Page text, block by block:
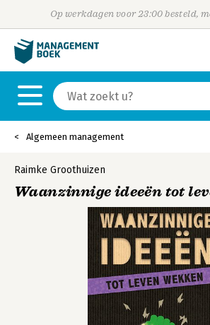
Op werkdagen voor 23:00 besteld,
Algemeen management
Raimke Groothuizen
Waanzinnige ideeën tot